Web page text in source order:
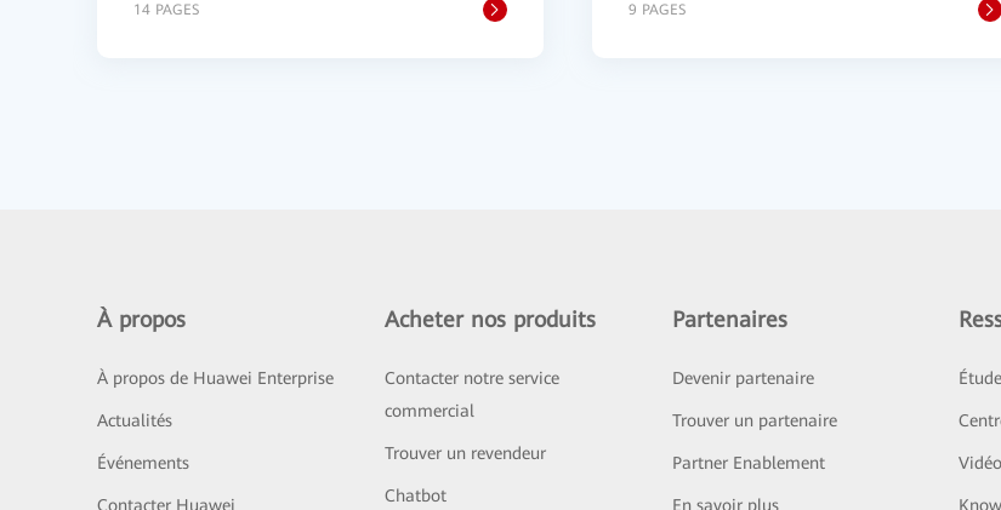
14 PAGES 9 PAGES
À propos
À propos de Huawei Enterprise
Actualités
Événements
Contacter Huawei
Acheter nos produits
Contacter notre service
commercial
Trouver un revendeur
Chatbot
Partenaires
Devenir partenaire
Trouver un partenaire
Partner Enablement
En savoir plus